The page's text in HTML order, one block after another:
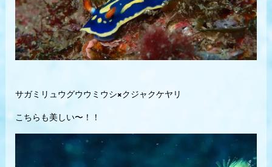
サガミリュウグウウミウシ×クジャクケヤリ
こちらも美しい〜！！